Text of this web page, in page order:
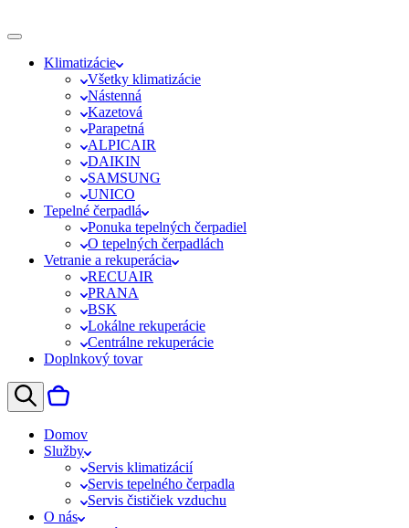
Klimatizácie
Všetky klimatizácie
Nástenná
Kazetová
Parapetná
ALPICAIR
DAIKIN
SAMSUNG
UNICO
Tepelné čerpadlá
Ponuka tepelných čerpadiel
O tepelných čerpadlách
Vetranie a rekuperácia
RECUAIR
PRANA
BSK
Lokálne rekuperácie
Centrálne rekuperácie
Doplnkový tovar
Domov
Služby
Servis klimatizácií
Servis tepelného čerpadla
Servis čističiek vzduchu
O nás